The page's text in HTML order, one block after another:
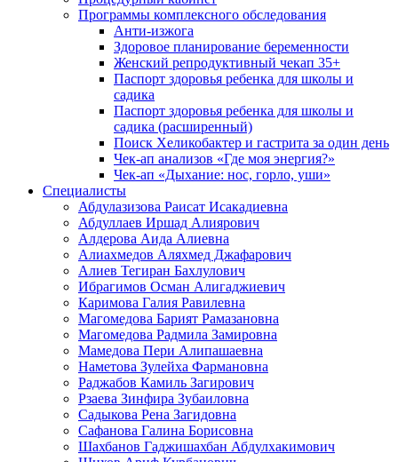
Программы комплексного обследования
Анти-изжога
Здоровое планирование беременности
Женский репродуктивный чекап 35+
Паспорт здоровья ребенка для школы и
садика
Паспорт здоровья ребенка для школы и
садика (расширенный)
Поиск Хеликобактер и гастрита за один день
Чек-ап анализов «Где моя энергия?»
Чек-ап «Дыхание: нос, горло, уши»
Специалисты
Абдулазизова Раисат Исакадиевна
Абдуллаев Иршад Алиярович
Алдерова Аида Алиевна
Алиахмедов Аляхмед Джафарович
Алиев Тегиран Бахлулович
Ибрагимов Осман Алигаджиевич
Каримова Галия Равилевна
Магомедова Барият Рамазановна
Магомедова Радмила Замировна
Мамедова Пери Алипашаевна
Наметова Зулейха Фармановна
Раджабов Камиль Загирович
Рзаева Зинфира Зубаиловна
Садыкова Рена Загидовна
Сафанова Галина Борисовна
Шахбанов Гаджишахбан Абдулхакимович